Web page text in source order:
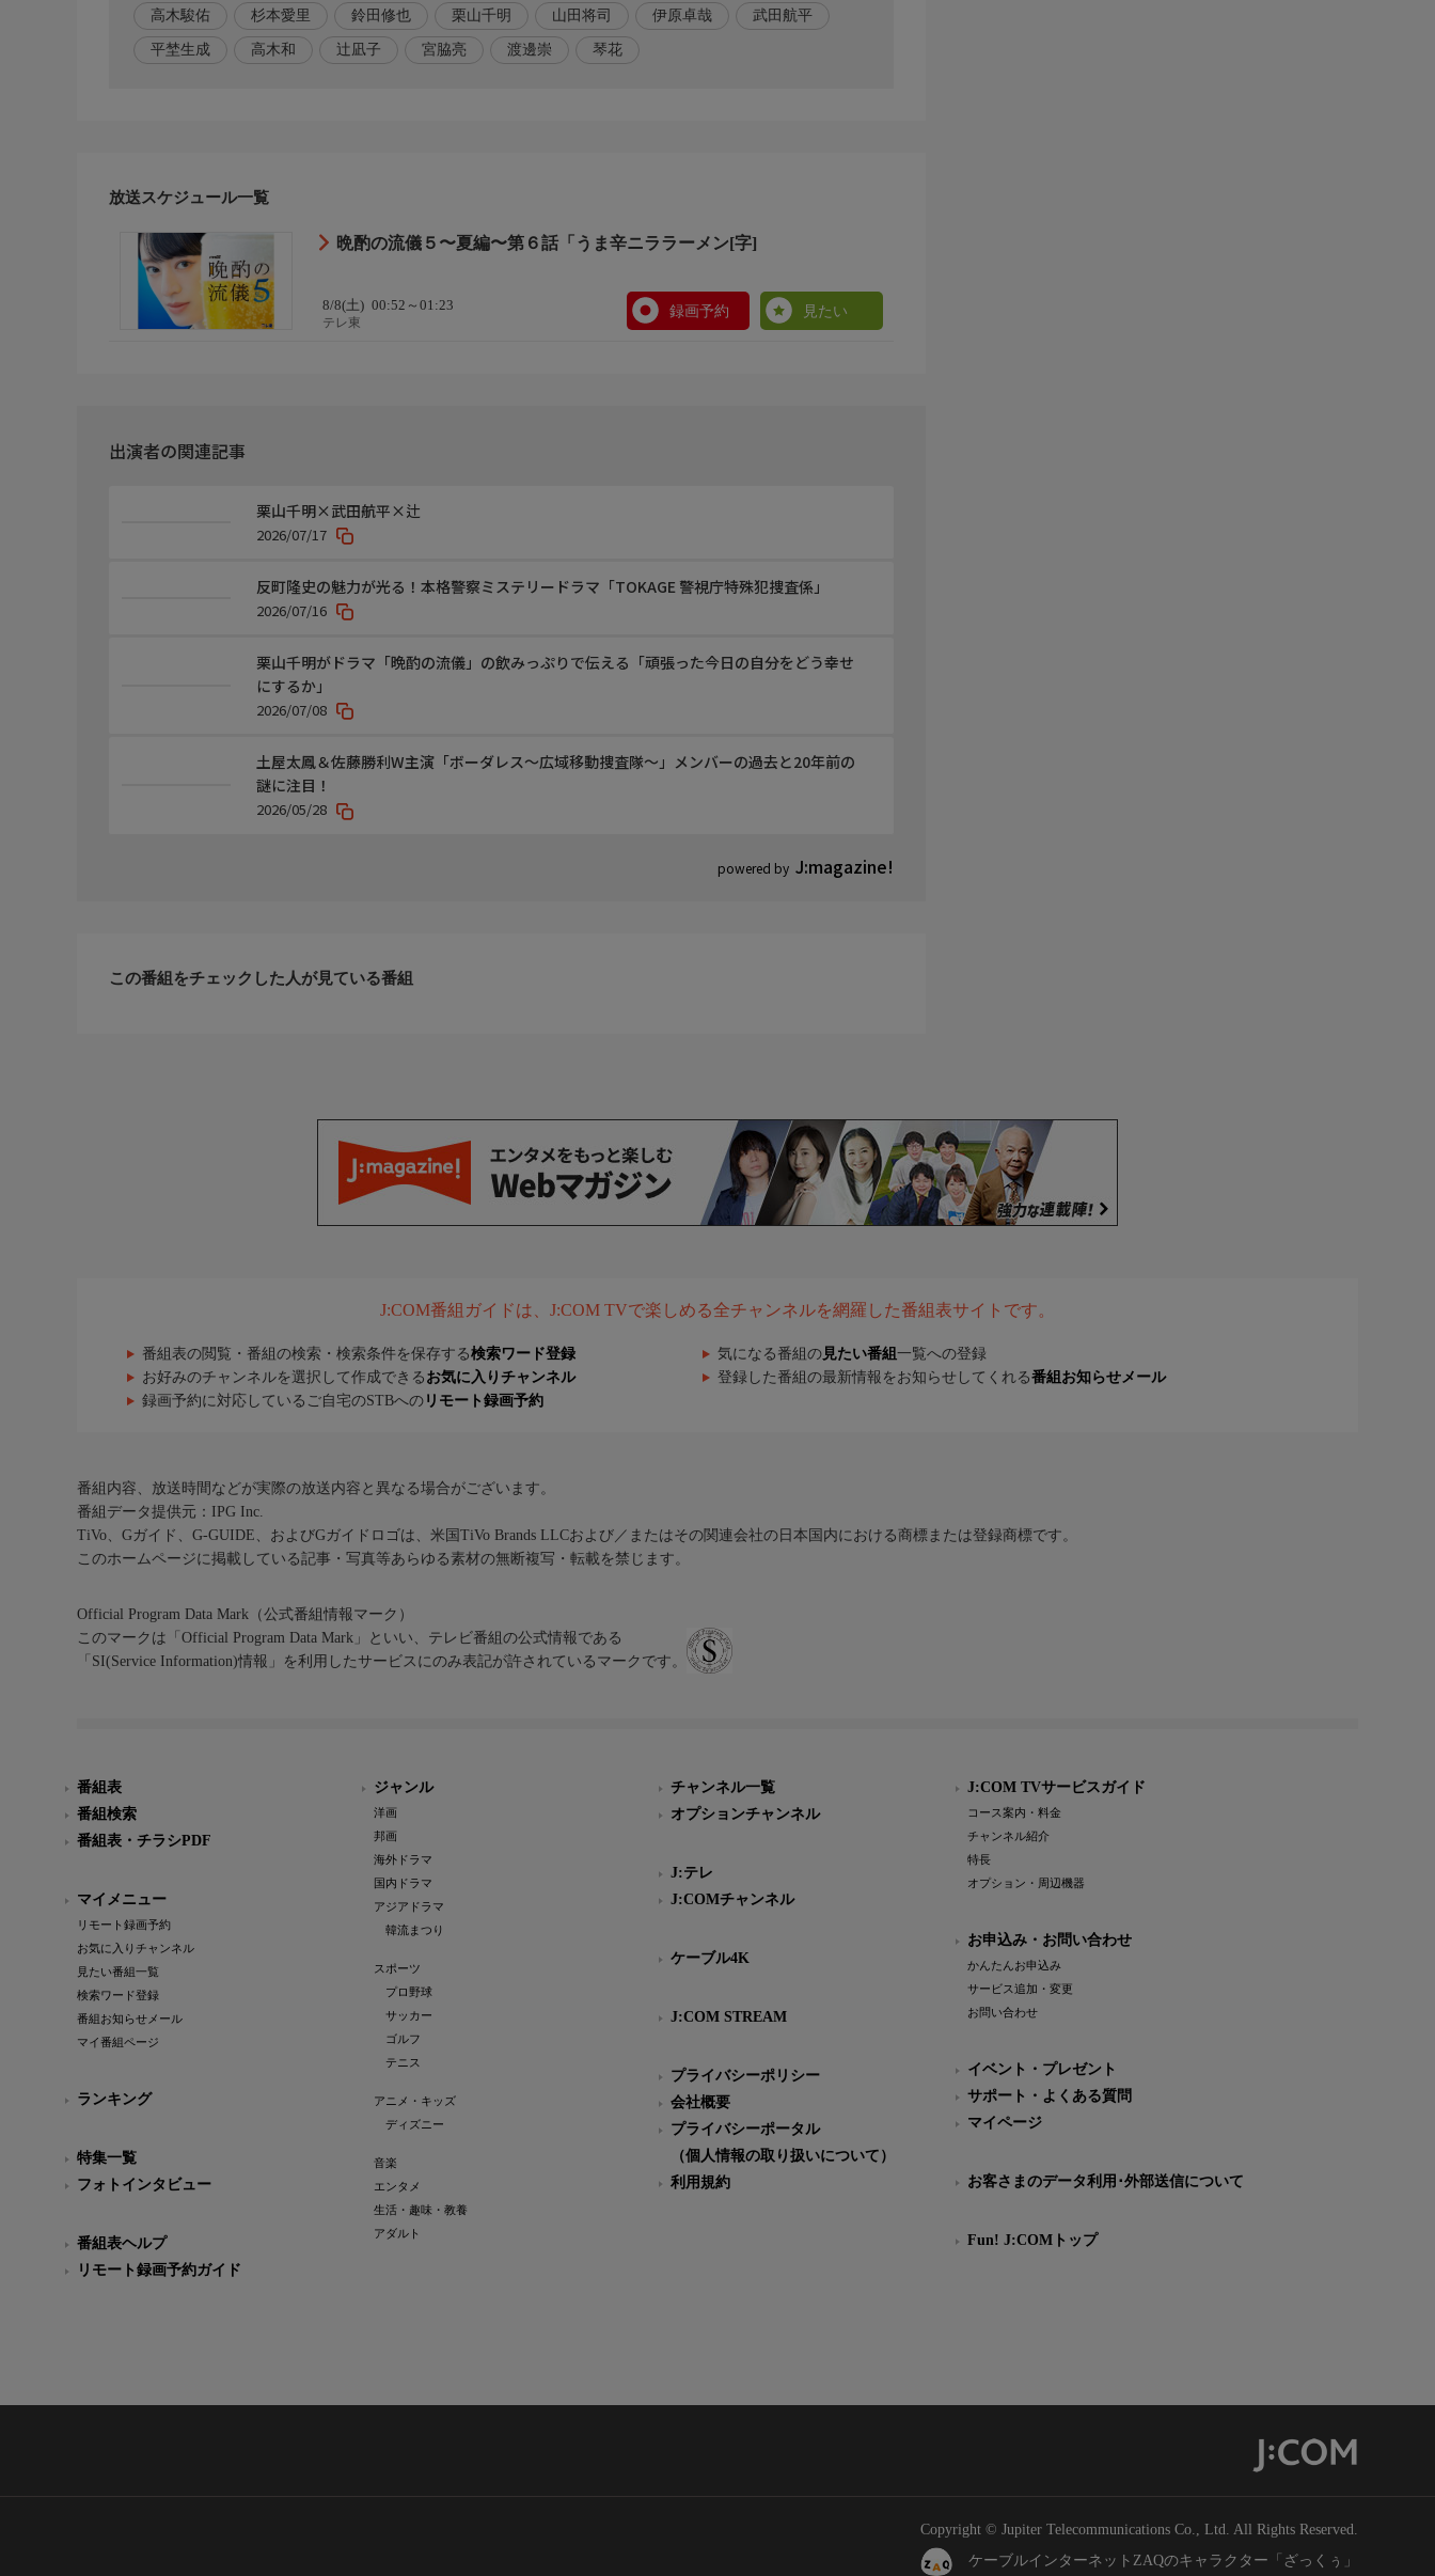
バンドマン ギター…伊原卓哉
バンドマン ベース…高木和
バンドマン ドラム…山田将司
カップル男…高木駿佑
原作脚本
【脚本】西条みつとし
監督・演出
【エンディングテーマ】Element Sicks「Hopping」
【HP】https://www.tv-tokyo.co.jp/banshaku5/
【公式TikTok】@tx_banshaku
高木駿佑 杉本愛里 鈴田修也 栗山千明 山田将司 伊原卓哉 武田航平
平埜生成 高木和 辻凪子 宮脇亮 渡邊崇 琴花
放送スケジュール一覧
晩酌の流儀５〜夏編〜第６話「うま辛ニララーメン[字]
8/8(土) 00:52～01:23
テレ東
録画予約 見たい
出演者の関連記事
powered by J:magazine!
栗山千明×武田航平×辻
2026/07/17
反町隆史の魅力が光る！本格警察ミステリードラマ「TOKAGE 警視庁特殊犯捜査係」
2026/07/16
栗山千明がドラマ「晩酌の流儀」の飲みっぷりで伝える「頑張った今日の自分をどう幸せ
にするか」
2026/07/08
土屋太鳳＆佐藤勝利W主演「ボーダレス〜広域移動捜査隊〜」メンバーの過去と20年前の
謎に注目！
2026/05/28
この番組をチェックした人が見ている番組
J:COM番組ガイドは、J:COM TVで楽しめる全チャンネルを網羅した番組表サイトです。
番組表の閲覧・番組の検索・検索条件を保存する検索ワード登録 気になる番組の 見たい番組 一覧への登録
お好みのチャンネルを選択して作成できる お気に入りチャンネル 登録した番組の最新情報をお知らせしてくれる番組お知らせメール
録画予約に対応しているご自宅のSTBへの リモート録画予約
番組内容、放送時間などが実際の放送内容と異なる場合がございます。
番組データ提供元：IPG Inc.
TiVo、Gガイド、G-GUIDE、およびGガイドロゴは、米国TiVo Brands LLCおよび／またはその関連会社の日本国内における商標または登録商標です。
このホームページに掲載している記事・写真等あらゆる素材の無断複写・転載を禁じます。
Official Program Data Mark（公式番組情報マーク）
このマークは「Official Program Data Mark」といい、テレビ番組の公式情報である
「SI(Service Information)情報」を利用したサービスにのみ表記が許されているマークです。
番組表
番組検索
番組表・チラシPDF
マイメニュー
リモート録画予約
お気に入りチャンネル
見たい番組一覧
検索ワード登録
番組お知らせメール
マイ番組ページ
ランキング
特集一覧
フォトインタビュー
番組表ヘルプ
リモート録画予約ガイド
ジャンル
洋画
邦画
海外ドラマ
国内ドラマ
アジアドラマ
韓流まつり
スポーツ
プロ野球
サッカー
ゴルフ
テニス
アニメ・キッズ
ディズニー
音楽
エンタメ
生活・趣味・教養
アダルト
チャンネル一覧
オプションチャンネル
J:テレ
J:COMチャンネル
ケーブル4K
J:COM STREAM
プライバシーポリシー
会社概要
プライバシーポータル
（個人情報の取り扱いについて）
利用規約
J:COM TVサービスガイド
コース案内・料金
チャンネル紹介
特長
オプション・周辺機器
お申込み・お問い合わせ
かんたんお申込み
サービス追加・変更
お問い合わせ
イベント・プレゼント
サポート・よくある質問
マイページ
お客さまのデータ利用･外部送信について
Fun! J:COMトップ
Copyright © Jupiter Telecommunications Co., Ltd. All Rights Reserved.
ケーブルインターネットZAQのキャラクター「ざっくぅ」